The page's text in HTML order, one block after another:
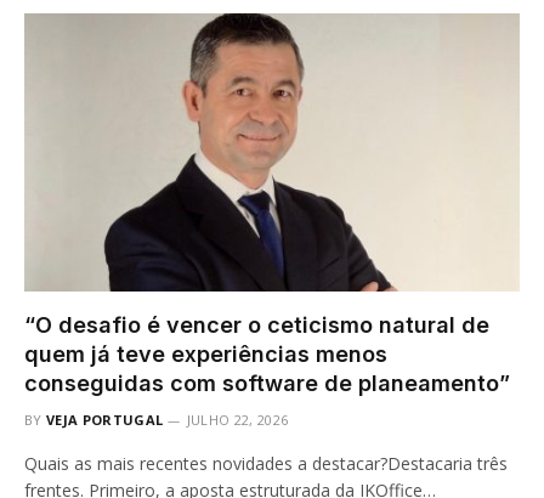
“O desafio é vencer o ceticismo natural de
quem já teve experiências menos
conseguidas com software de planeamento”
BY VEJA PORTUGAL JULHO 22, 2026
Quais as mais recentes novidades a destacar?Destacaria três
frentes. Primeiro, a aposta estruturada da IKOffice…